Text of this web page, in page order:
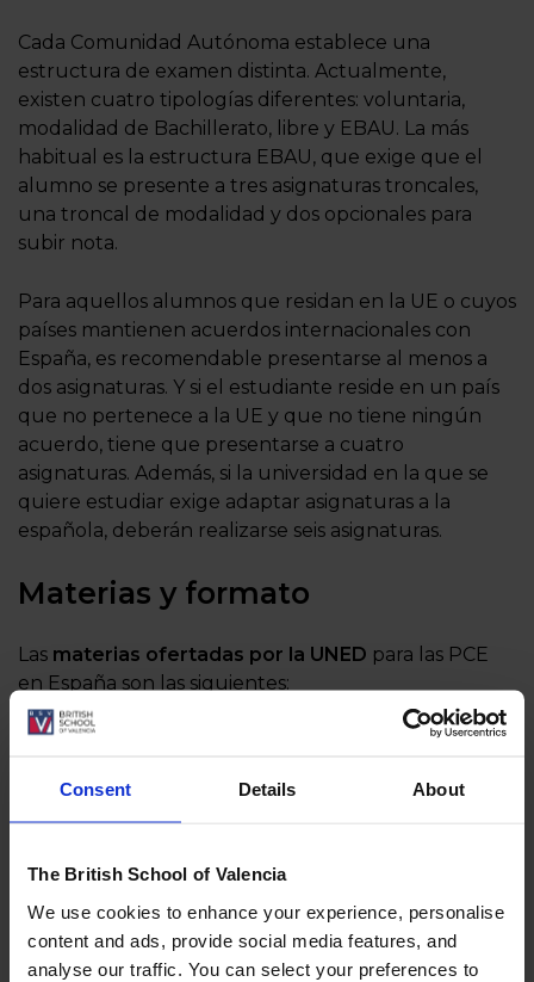
Consent Details About
The British School of Valencia
We use cookies to enhance your experience, personalise
content and ads, provide social media features, and
analyse our traffic. You can select your preferences to
Cada Comunidad Autónoma establece una
estructura de examen distinta. Actualmente,
existen cuatro tipologías diferentes: voluntaria,
modalidad de Bachillerato, libre y EBAU. La más
habitual es la estructura EBAU, que exige que el
alumno se presente a tres asignaturas troncales,
una troncal de modalidad y dos opcionales para
subir nota.
Para aquellos alumnos que residan en la UE o cuyos
países mantienen acuerdos internacionales con
España, es recomendable presentarse al menos a
dos asignaturas. Y si el estudiante reside en un país
que no pertenece a la UE y que no tiene ningún
acuerdo, tiene que presentarse a cuatro
asignaturas. Además, si la universidad en la que se
quiere estudiar exige adaptar asignaturas a la
española, deberán realizarse seis asignaturas.
Materias y formato
Las materias ofertadas por la UNED para las PCE
en España son las siguientes:
Asignaturas troncales:
Historia de España,
Extranjera, entre las que el alumnos puede
escoger portugués, francés, inglés, italiano o
Asignaturas de modalidad:
Arte, Matemáticas aplicadas a las Ciencias
Sociales, Matemáticas II y Latín.
Asignaturas opcionales:Física, Química,